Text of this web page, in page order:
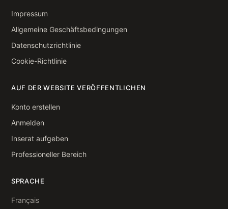
Impressum
Allgemeine Geschäftsbedingungen
Datenschutzrichtlinie
Cookie-Richtlinie
AUF DER WEBSITE VERÖFFENTLICHEN
Konto erstellen
Anmelden
Inserat aufgeben
Professioneller Bereich
SPRACHE
Français